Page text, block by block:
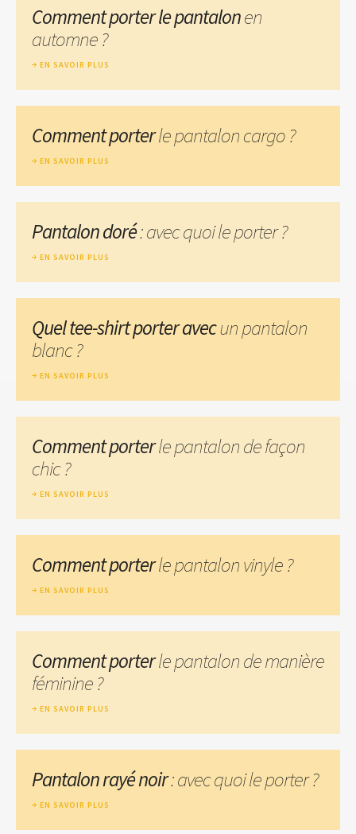
Comment porter le pantalonen
automne ?
EN SAVOIR PLUS
Comment porterle pantalon cargo ?
EN SAVOIR PLUS
Pantalon doré: avec quoi le porter ?
EN SAVOIR PLUS
Quel tee-shirt porter avecun pantalon
blanc ?
EN SAVOIR PLUS
Comment porterle pantalon de façon
chic ?
EN SAVOIR PLUS
Comment porterle pantalon vinyle ?
EN SAVOIR PLUS
Comment porterle pantalon de manière
féminine ?
EN SAVOIR PLUS
Pantalon rayé noir: avec quoi le porter ?
EN SAVOIR PLUS